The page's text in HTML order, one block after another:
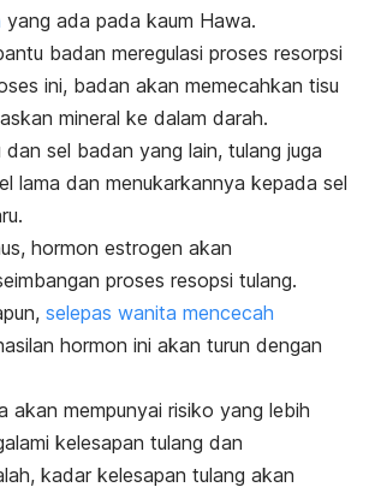
yang ada pada kaum Hawa.
badan meregulasi proses resorpsi
ini, badan akan memecahkan tisu
mineral ke dalam darah.
sel badan yang lain, tulang juga
lama dan menukarkannya kepada sel
hormon estrogen akan
proses resopsi tulang.
selepas wanita mencecah
hormon ini akan turun dengan
akan mempunyai risiko yang lebih
kelesapan tulang dan
kadar kelesapan tulang akan